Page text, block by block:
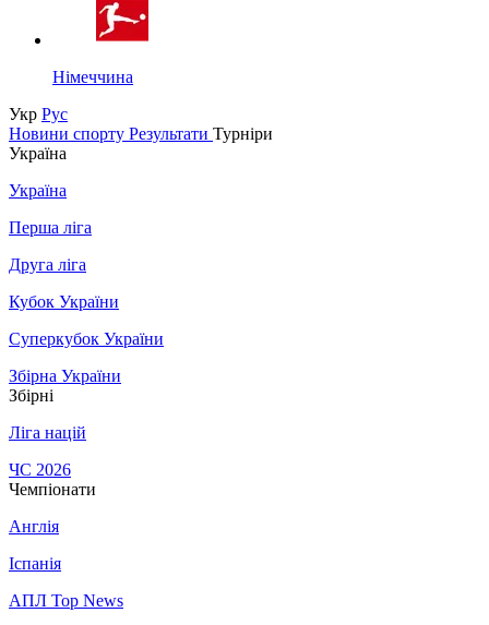
Німеччина
Укр Рус
Новини спорту Результати Турніри
Україна
Україна
Перша ліга
Друга ліга
Кубок України
Суперкубок України
Збірна України
Збірні
Ліга націй
ЧС 2026
Чемпіонати
Англія
Іспанія
АПЛ Top News